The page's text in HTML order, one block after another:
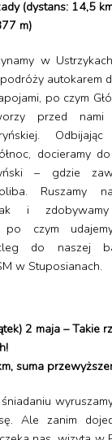
(dystans: 14,5
m)
w
autokarem
po czym
przed
Odbijając
docieramy do
– gdzie
Ruszamy
i
po czym
do naszej
w Stuposianach.
2 maja – Takie
suma
Ale zanim